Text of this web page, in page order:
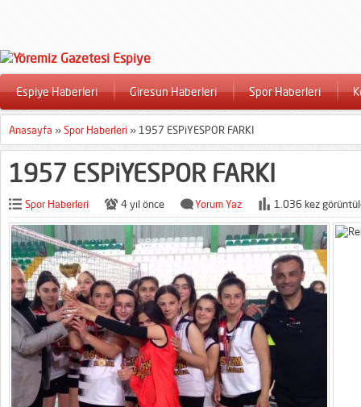
Espiye Haberleri Giresun Haberleri Spor Haberleri
Anasayfa »Spor Haberleri » 1957 ESPiYESPOR FARKI
1957 ESPiYESPOR FARKI
Spor Haberleri 4 yıl önce Yorum Yaz 1.036 kez